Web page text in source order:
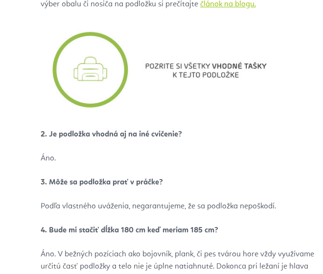
výber obalu či nosiča na podložku si prečítajte článok na blogu.
2. Je podložka vhodná aj na iné cvičenie?
Áno.
3. Môže sa podložka prať v práčke?
Podľa vlastného uváženia, negarantujeme, že sa podložka nepoškodí.
4. Bude mi stačiť dĺžka 180 cm keď meriam 185 cm?
Áno. V bežných pozíciach ako bojovník, plank, či pes tvárou hore vždy využívame
určitú časť podložky a telo nie je úplne natiahnuté. Dokonca pri ležaní je hlava